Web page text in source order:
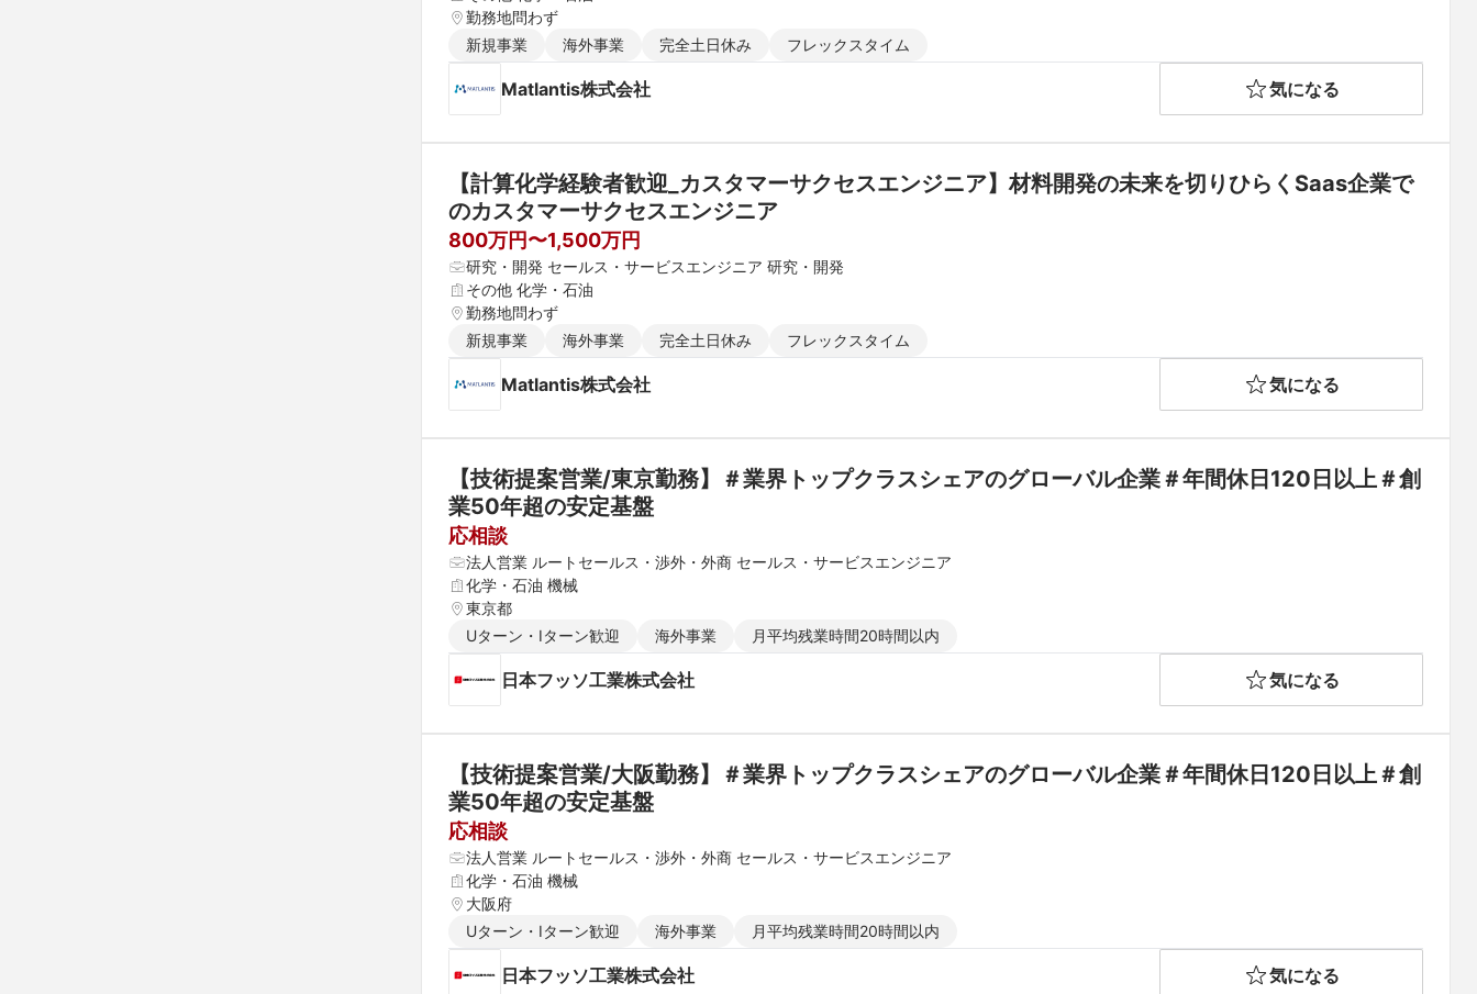
勤務地問わず
新規事業
海外事業 完全土日休み フレックスタイム
Matlantis株式会社 気になる
【計算化学経験者歓迎_カスタマーサクセスエンジニア】材料開発の未来を切りひらくSaas企業で
のカスタマーサクセスエンジニア
800万円〜1,500万円
研究・開発 セールス・サービスエンジニア 研究・開発
その他 化学・石油
勤務地問わず
新規事業
海外事業 完全土日休み フレックスタイム
Matlantis株式会社 気になる
【技術提案営業/東京勤務】＃業界トップクラスシェアのグローバル企業＃年間休日120日以上＃創
業50年超の安定基盤
応相談
法人営業 ルートセールス・渉外・外商 セールス・サービスエンジニア
化学・石油 機械
東京都
Uターン・Iターン歓迎
海外事業 月平均残業時間20時間以内
日本フッソ工業株式会社 気になる
【技術提案営業/大阪勤務】＃業界トップクラスシェアのグローバル企業＃年間休日120日以上＃創
業50年超の安定基盤
応相談
法人営業 ルートセールス・渉外・外商 セールス・サービスエンジニア
化学・石油 機械
大阪府
Uターン・Iターン歓迎
海外事業 月平均残業時間20時間以内
日本フッソ工業株式会社 気になる